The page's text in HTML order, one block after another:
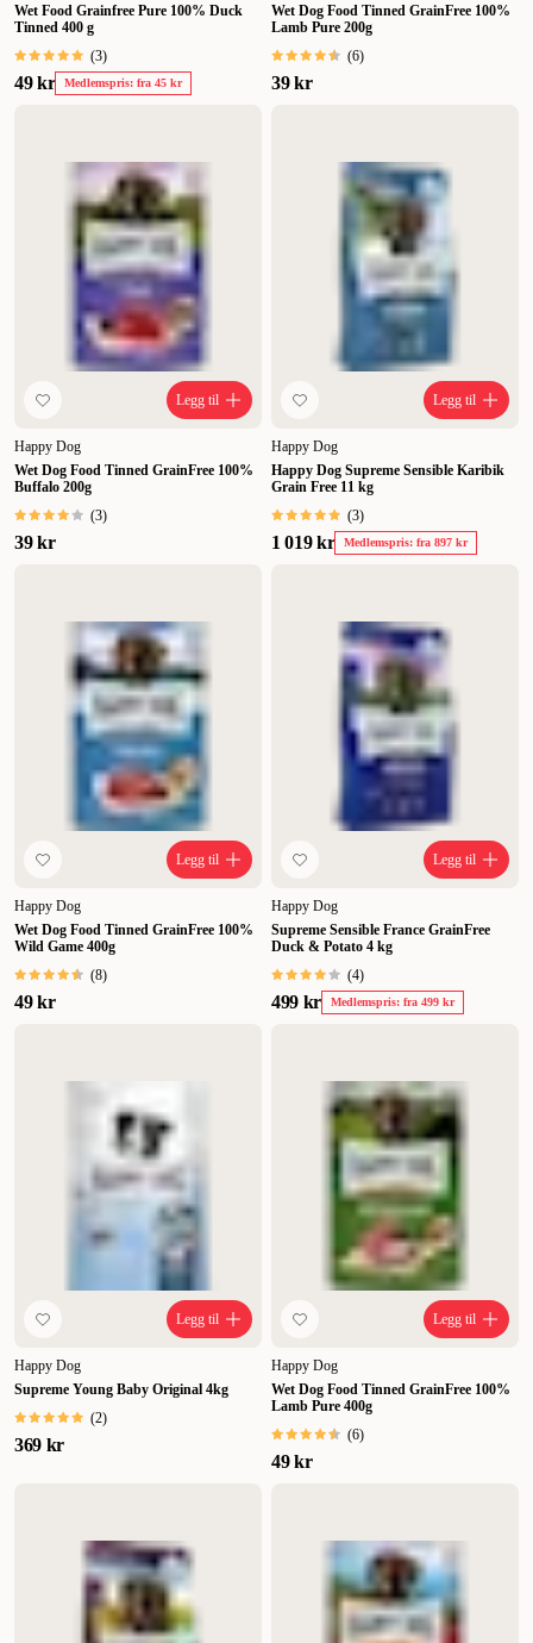
Wet Food Grainfree Pure 100% Duck
Tinned 400 g
(3)
49 kr Medlemspris: fra 45 kr
Wet Dog Food Tinned GrainFree 100%
Lamb Pure 200g
(6)
39 kr
Legg til
Happy Dog
Wet Dog Food Tinned GrainFree 100%
Buffalo 200g
(3)
39 kr
Legg til
Happy Dog
Happy Dog Supreme Sensible Karibik
Grain Free 11 kg
(3)
1 019 kr Medlemspris: fra 897 kr
Legg til
Happy Dog
Wet Dog Food Tinned GrainFree 100%
Wild Game 400g
(8)
49 kr
Legg til
Happy Dog
Supreme Sensible France GrainFree
Duck & Potato 4 kg
(4)
499 kr Medlemspris: fra 499 kr
Legg til
Happy Dog
Supreme Young Baby Original 4kg
(2)
369 kr
Legg til
Happy Dog
Wet Dog Food Tinned GrainFree 100%
Lamb Pure 400g
(6)
49 kr